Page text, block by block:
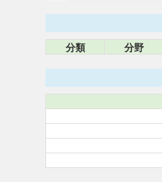
分類 分野